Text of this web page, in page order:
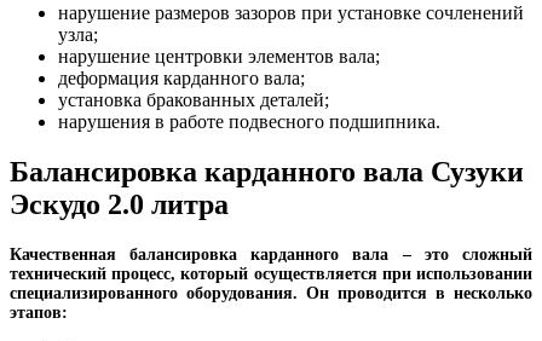
нарушение размеров зазоров при установке сочленений
узла;
нарушение центровки элементов вала;
деформация карданного вала;
установка бракованных деталей;
нарушения в работе подвесного подшипника.
Балансировка карданного вала Сузуки
Эскудо 2.0 литра
Качественная балансировка карданного вала – это сложный
технический процесс, который осуществляется при использовании
специализированного оборудования. Он проводится в несколько
этапов: